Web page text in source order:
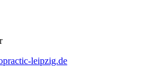
leipzig.de